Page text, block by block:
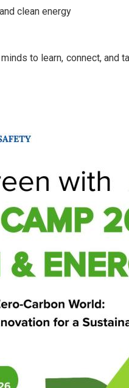
clean energy
to learn, connect, and